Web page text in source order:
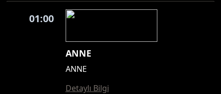
01:00
ANNE
ANNE
Detaylı Bilgi